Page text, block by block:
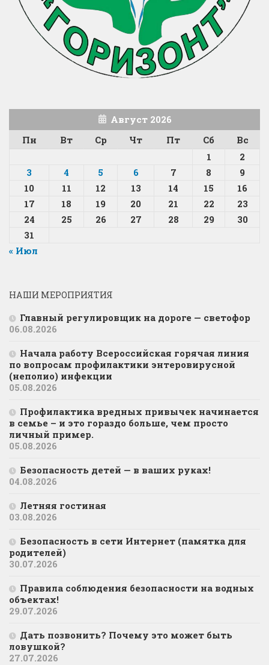
Август 2026
Пн
Вт Ср Чт Пт Сб
Вс
1
2
3
4 5 6 7 8
9
10
11 12 13 14 15
16
17
18 19 20 21 22
23
24
25 26 27 28 29
30
31
« Июл
НАШИ МЕРОПРИЯТИЯ
Главный регулировщик на дороге — светофор
06.08.2026
Начала работу Всероссийская горячая линия
по вопросам профилактики энтеровирусной
(неполио) инфекции
05.08.2026
Профилактика вредных привычек начинается
в семье – и это гораздо больше, чем просто
личный пример.
05.08.2026
Безопасность детей — в ваших руках!
04.08.2026
Летняя гостиная
03.08.2026
Безопасность в сети Интернет (памятка для
родителей)
30.07.2026
Правила соблюдения безопасности на водных
объектах!
29.07.2026
Дать позвонить? Почему это может быть
ловушкой?
27.07.2026